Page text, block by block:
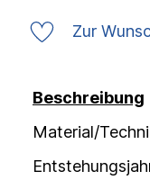
Zur
Beschreibung
Material/